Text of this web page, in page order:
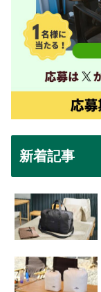
新着記事